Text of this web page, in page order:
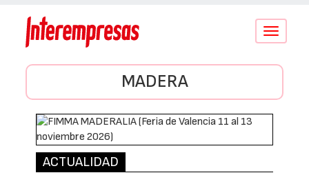
Conmutar
MADERA
ACTUALIDAD